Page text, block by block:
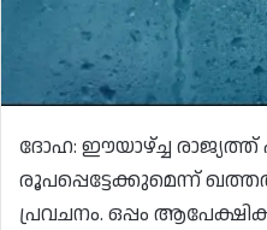
ദോഹ: ഈയാഴ്ച്ച
രൂപപ്പെട്ടേക്കുമെന്ന്
പ്രവചനം. ഒപ്പം